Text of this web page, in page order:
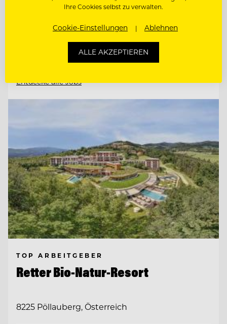
AUF WEGBEGLEITERINN
RESTAURANTLEITUNG STELLVERTRETUNG
Entdecke alle Jobs
TOP ARBEITGEBER
Retter Bio-Natur-Resort
8225 Pöllauberg, Österreich
Ihre Cookies selbst zu verwalten.
Cookie-Einstellungen Ablehnen
ALLE AKZEPTIEREN